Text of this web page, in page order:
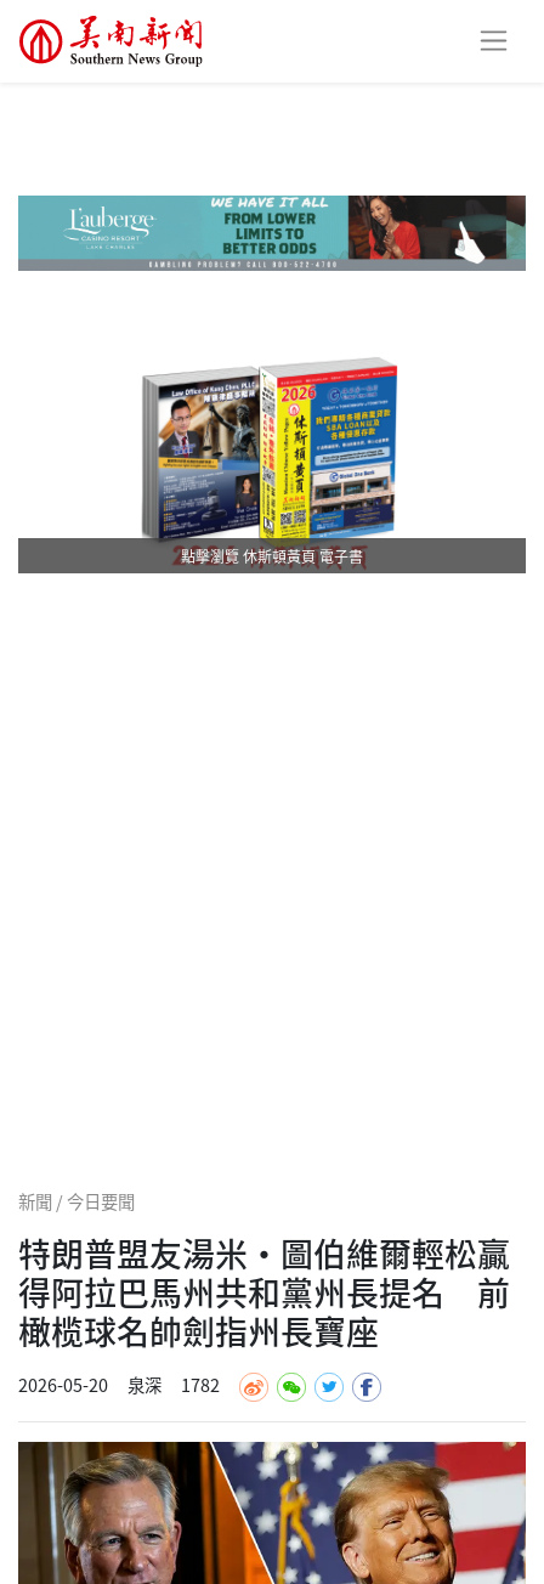
點擊瀏覽 休斯頓黃頁 電子書
新聞 / 今日要聞
特朗普盟友湯米·圖伯維爾輕松贏
得阿拉巴馬州共和黨州長提名 前
橄榄球名帥劍指州長寶座
2026-05-20 泉深 1782